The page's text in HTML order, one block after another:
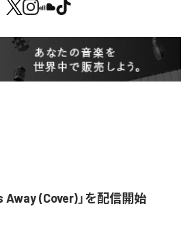
Away (Cover)」を配信開始